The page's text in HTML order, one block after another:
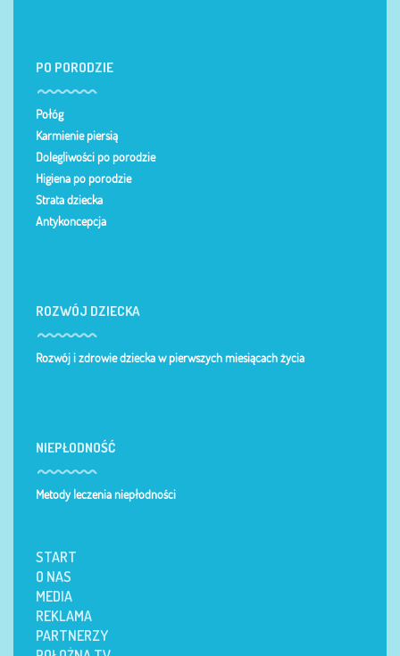
PO PORODZIE
Połóg
Karmienie piersią
Dolegliwości po porodzie
Higiena po porodzie
Strata dziecka
Antykoncepcja
ROZWÓJ DZIECKA
Rozwój i zdrowie dziecka w pierwszych miesiącach życia
NIEPŁODNOŚĆ
Metody leczenia niepłodności
START
O NAS
MEDIA
REKLAMA
PARTNERZY